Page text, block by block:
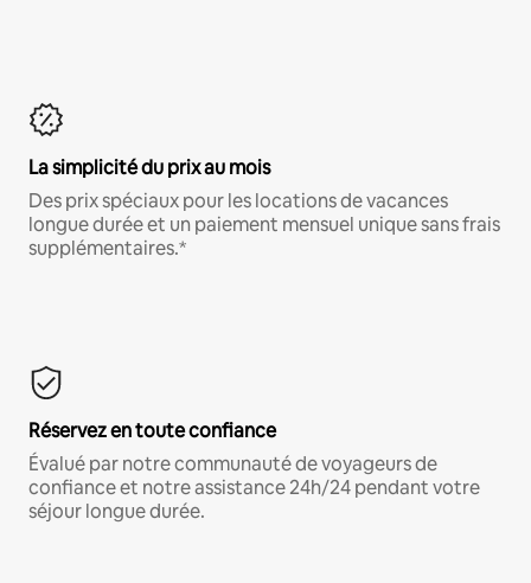
La simplicité du prix au mois
Des prix spéciaux pour les locations de vacances
longue durée et un paiement mensuel unique sans frais
supplémentaires.*
Réservez en toute confiance
Évalué par notre communauté de voyageurs de
confiance et notre assistance 24h/24 pendant votre
séjour longue durée.